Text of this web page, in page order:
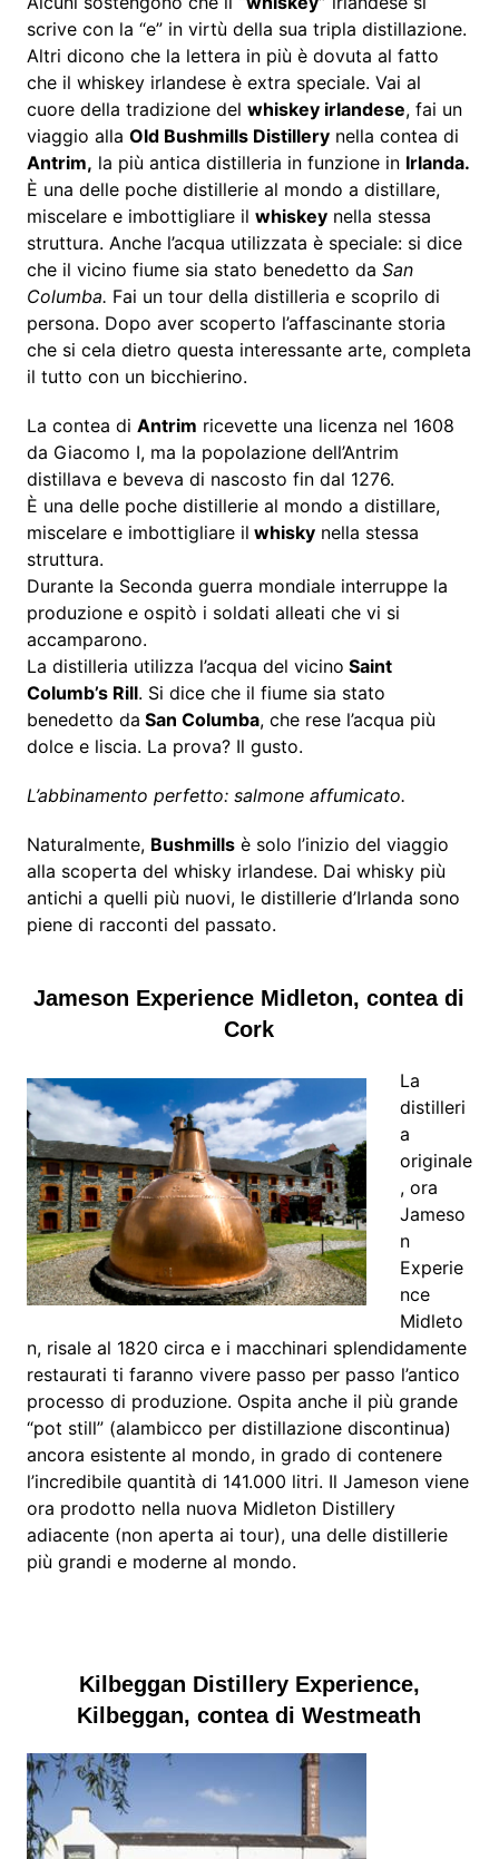
scrive con la “e” in virtù della sua tripla distillazione.
Altri dicono che la lettera in più è dovuta al fatto
che il whiskey irlandese è extra speciale. Vai al
cuore della tradizione del whiskey irlandese, fai un
viaggio alla Old Bushmills Distillerynella contea di
Antrim, la più antica distilleria in funzione in Irlanda.
È una delle poche distillerie al mondo a distillare,
miscelare e imbottigliare il whiskeynella stessa
struttura. Anche l’acqua utilizzata è speciale: si dice
che il vicino fiume sia stato benedetto da San
Columba. Fai un tour della distilleria e scoprilo di
persona. Dopo aver scoperto l’affascinante storia
che si cela dietro questa interessante arte, completa
il tutto con un bicchierino.
La contea di Antrim ricevette una licenza nel 1608
da Giacomo I, ma la popolazione dell’Antrim
distillava e beveva di nascosto fin dal 1276.
È una delle poche distillerie al mondo a distillare,
miscelare e imbottigliare il whiskynella stessa
struttura.
Durante la Seconda guerra mondiale interruppe la
produzione e ospitò i soldati alleati che vi si
accamparono.
La distilleria utilizza l’acqua del vicino Saint
Columb’s Rill. Si dice che il fiume sia stato
benedetto da San Columba, che rese l’acqua più
dolce e liscia. La prova? Il gusto.
L’abbinamento perfetto: salmone affumicato.
Naturalmente, Bushmillsè solo l’inizio del viaggio
alla scoperta del whisky irlandese. Dai whisky più
antichi a quelli più nuovi, le distillerie d’Irlanda sono
piene di racconti del passato.
Jameson Experience Midleton, contea di
Cork
La
distilleri
a
originale
, ora
Jameso
n
Experie
nce
Midleto
n, risale al 1820 circa e i macchinari splendidamente
restaurati ti faranno vivere passo per passo l’antico
processo di produzione. Ospita anche il più grande
“pot still” (alambicco per distillazione discontinua)
ancora esistente al mondo, in grado di contenere
l’incredibile quantità di 141.000 litri. Il Jameson viene
ora prodotto nella nuova Midleton Distillery
adiacente (non aperta ai tour), una delle distillerie
più grandi e moderne al mondo.
Kilbeggan Distillery Experience,
Kilbeggan, contea di Westmeath